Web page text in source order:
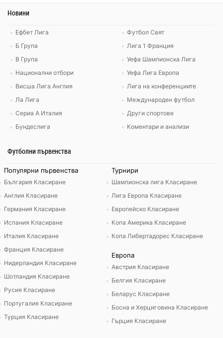
Новини
Ефбет Лига
Б Група
В Група
Национални отбори
Висша Лига Англия
Ла Лига
Сериа А Италия
Бундеслига
Футбол Свят
Лига 1 Франция
Уефа Шампионска Лига
Уефа Лига Европа
Лига на конференциите
Международен футбол
Други спортове
Коментари и анализи
Футболни първенства
Популярни първенства
България Класиране
Англия Класиране
Германия Класиране
Испания Класиране
Италия Класиране
Франция Класиране
Нидерландия Класиране
Шотландия Класиране
Русия Класиране
Португалия Класиране
Турция Класиране
Турнири
Шампионска лига Класиране
Лига Европа Класиране
Европейско Класиране
Копа Америка Класиране
Копа Либертадорес Класиране
Европа
Австрия Класиране
Белгия Класиране
Беларус Класиране
Босна и Херциговина Класиране
Гърция Класиране